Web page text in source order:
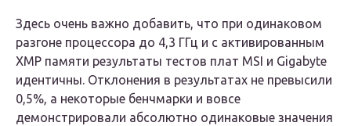
Здесь очень важно добавить, что при одинаковом
разгоне процессора до 4,3 ГГц и с активированным
XMP памяти результаты тестов плат MSI и Gigabyte
идентичны. Отклонения в результатах не превысили
0,5%, а некоторые бенчмарки и вовсе
демонстрировали абсолютно одинаковые значения